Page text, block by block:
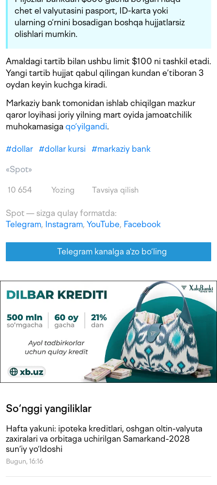
chet el valyutasini pasport, ID-karta yoki
ularning o‘rnini bosadigan boshqa hujjatlarsiz
olishlari mumkin.
Amaldagi tartib bilan ushbu limit $100 ni tashkil etadi.
Yangi tartib hujjat qabul qilingan kundan e’tiboran 3
oydan keyin kuchga kiradi.
Markaziy bank tomonidan ishlab chiqilgan mazkur
qaror loyihasi joriy yilning mart oyida jamoatchilik
muhokamasiga qo‘yilgandi.
#dollar #dollar kursi #markaziy bank
«Spot»
10 654 Yozing Tavsiya qilish
Spot — sizga qulay formatda:
Telegram, Instagram, YouTube, Facebook
Telegram kanalga a'zo bo‘ling
So‘nggi yangiliklar
Hafta yakuni: ipoteka kreditlari, oshgan oltin-valyuta
zaxiralari va orbitaga uchirilgan Samarkand-2028
sun’iy yo‘ldoshi
Bugun, 16:16